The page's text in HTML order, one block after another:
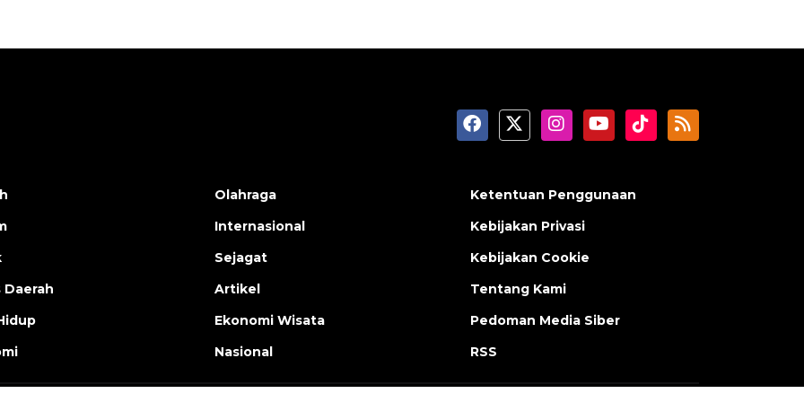
Olahraga
Internasional
Sejagat
Artikel
Ekonomi Wisata
Nasional
Ketentuan Penggunaan
Kebijakan Privasi
Kebijakan Cookie
Tentang Kami
Pedoman Media Siber
RSS